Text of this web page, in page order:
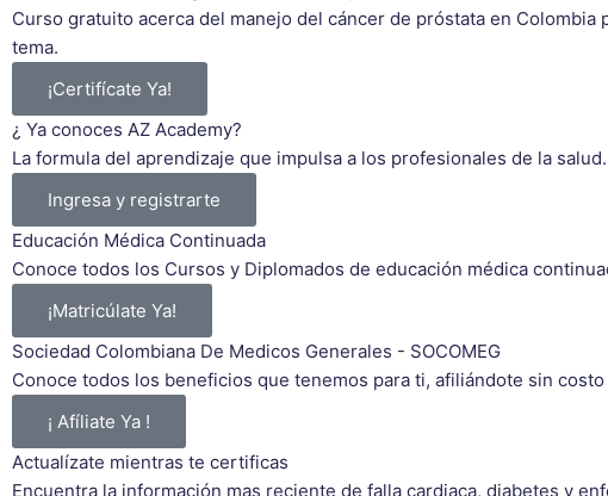
Curso gratuito acerca del manejo del cáncer de próstata en
tema.
¡Certifícate Ya!
¿ Ya conoces AZ Academy?
La formula del aprendizaje que impulsa a los profesionales de la salud.
Ingresa y registrarte
Educación Médica Continuada
Conoce todos los Cursos y Diplomados de educación médica
¡Matricúlate Ya!
Sociedad Colombiana De Medicos Generales - SOCOMEG
Conoce todos los beneficios que tenemos para ti, afiliándote sin costo
¡ Afíliate Ya !
Actualízate mientras te certificas
Encuentra la información mas reciente de falla cardiaca, diabetes y